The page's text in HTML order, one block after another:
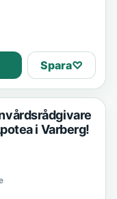
Spara♡
i Varberg!